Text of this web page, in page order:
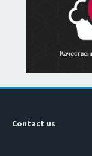
Contact us